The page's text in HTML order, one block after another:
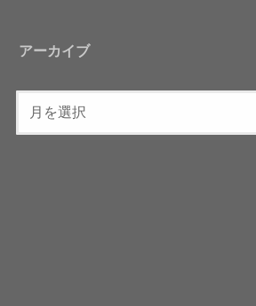
アーカイブ